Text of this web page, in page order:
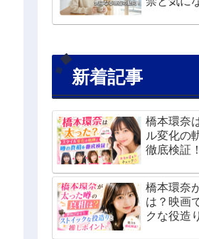
新着記事
橋本環奈
ル変化の
徹底検証！
橋本環奈
は？映画
クな役造